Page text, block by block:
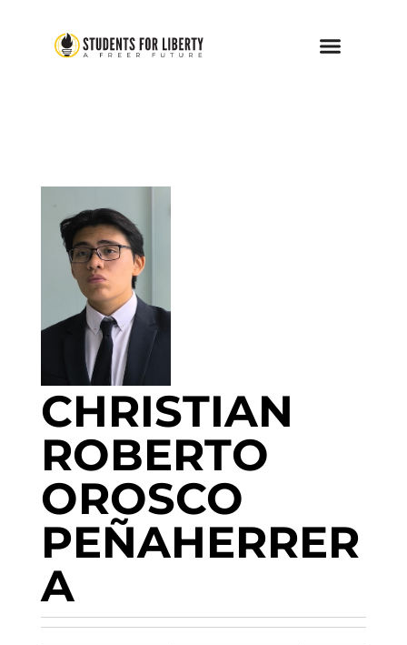
CHRISTIAN
ROBERTO
OROSCO
PEÑAHERRER
A